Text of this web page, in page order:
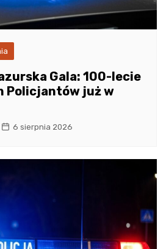
Gala: 100-lecie
Policjantów już w
6 sierpnia 2026